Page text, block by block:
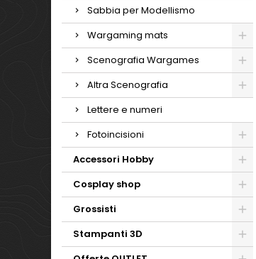
Sabbia per Modellismo
Wargaming mats
Scenografia Wargames
Altra Scenografia
Lettere e numeri
Fotoincisioni
Accessori Hobby
Cosplay shop
Grossisti
Stampanti 3D